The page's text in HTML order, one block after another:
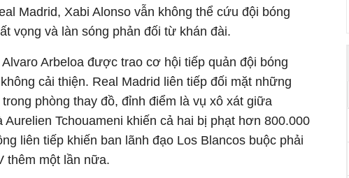
Madrid, Xabi Alonso vẫn không thể cứu đội bóng
vọng và làn sóng phản đối từ khán đài.
Arbeloa được trao cơ hội tiếp quản đội bóng
cải thiện. Real Madrid liên tiếp đối mặt những
phòng thay đồ, đỉnh điểm là vụ xô xát giữa
Aurelien Tchouameni khiến cả hai bị phạt hơn 800.000
liên tiếp khiến ban lãnh đạo Los Blancos buộc phải
thêm một lần nữa.